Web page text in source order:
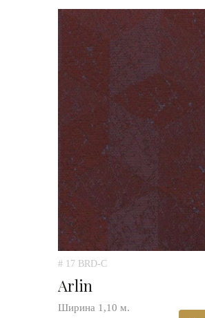
# 17 BRD-C
Arlin
Ширина 1,10 м.